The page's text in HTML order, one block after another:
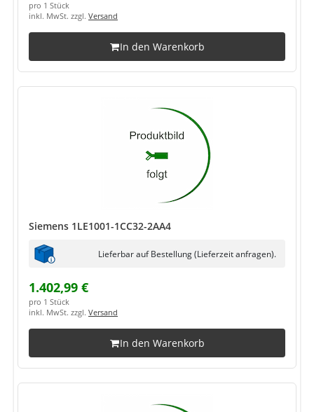
pro 1 Stück
inkl. MwSt. zzgl. Versand
In den Warenkorb
Siemens 1LE1001-1CC32-2AA4
Lieferbar auf Bestellung (Lieferzeit anfragen).
1.402,99 €
pro 1 Stück
inkl. MwSt. zzgl. Versand
In den Warenkorb